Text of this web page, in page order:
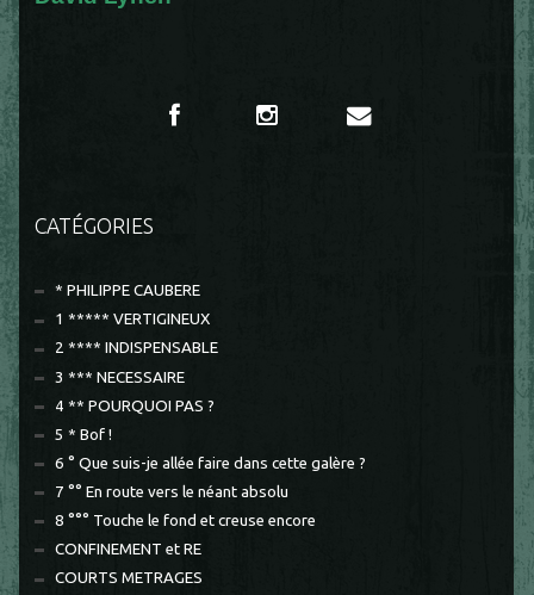
CATÉGORIES
* PHILIPPE CAUBERE
1 ***** VERTIGINEUX
2 **** INDISPENSABLE
3 *** NECESSAIRE
4 ** POURQUOI PAS ?
5 * Bof !
6 ° Que suis-je allée faire dans cette galère ?
7 °° En route vers le néant absolu
8 °°° Touche le fond et creuse encore
CONFINEMENT et RE
COURTS METRAGES